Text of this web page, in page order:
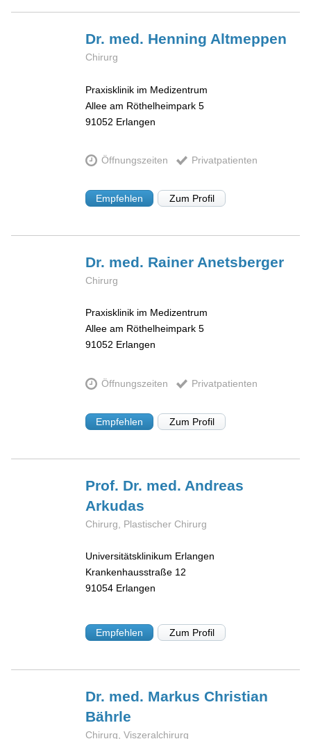
Dr. med. Henning Altmeppen
Chirurg
Praxisklinik im Medizentrum
Allee am Röthelheimpark 5
91052 Erlangen
Öffnungszeiten Privatpatienten
Empfehlen Zum Profil
Dr. med. Rainer Anetsberger
Chirurg
Praxisklinik im Medizentrum
Allee am Röthelheimpark 5
91052 Erlangen
Öffnungszeiten Privatpatienten
Empfehlen Zum Profil
Prof. Dr. med. Andreas
Arkudas
Chirurg, Plastischer Chirurg
Universitätsklinikum Erlangen
Krankenhausstraße 12
91054 Erlangen
Empfehlen Zum Profil
Dr. med. Markus Christian
Bährle
Chirurg, Viszeralchirurg